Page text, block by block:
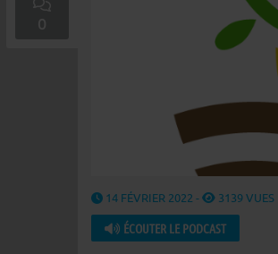
0
14 FÉVRIER 2022 - 3139 VUES
ÉCOUTER LE PODCAST